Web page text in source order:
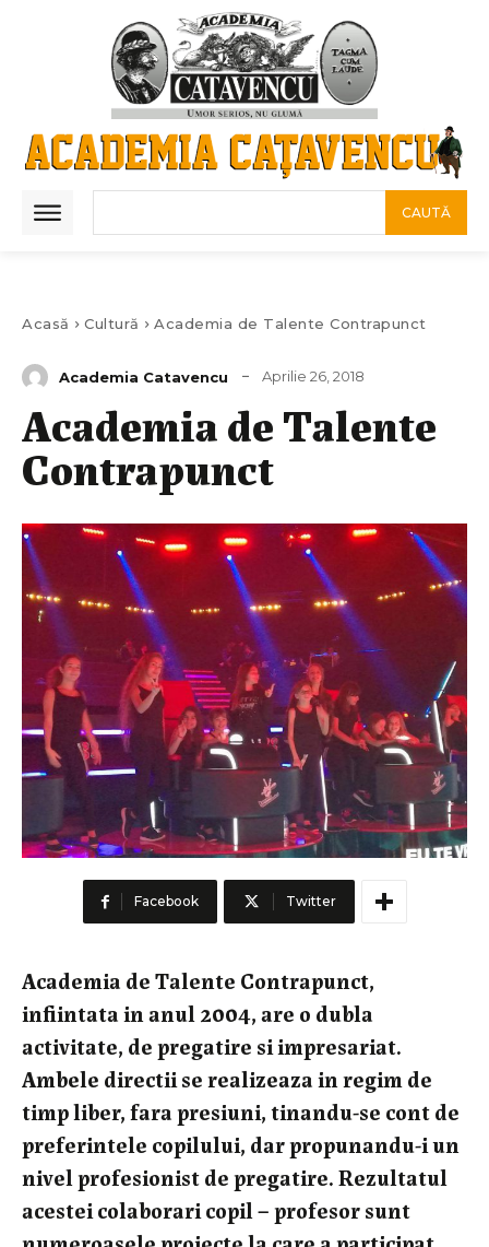
CAUTĂ
Acasă Cultură Academia de Talente Contrapunct
Academia Catavencu Aprilie 26, 2018
Academia de Talente
Contrapunct
Facebook Twitter
Academia de Talente Contrapunct,
infiintata in anul 2004, are o dubla
activitate, de pregatire si impresariat.
Ambele directii se realizeaza in regim de
timp liber, fara presiuni, tinandu-se cont de
preferintele copilului, dar propunandu-i un
nivel profesionist de pregatire. Rezultatul
acestei colaborari copil – profesor sunt